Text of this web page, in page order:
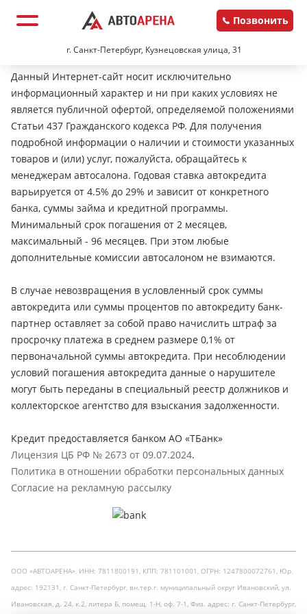
г. Санкт-Петербург, Кузнецовская улица, 31
Позвонить
Данный Интернет-сайт носит исключительно
информационный характер и ни при каких условиях не
является публичной офертой, определяемой положениями
Статьи 437 Гражданского кодекса РФ. Для получения
подробной информации о наличии и стоимости указанных
товаров и (или) услуг, пожалуйста, обращайтесь к
менеджерам автосалона. Годовая ставка автокредита
варьируется от 4.5% до 29% и зависит от конкретного
банка, суммы займа и кредитной программы.
Минимальный срок погашения от 2 месяцев,
максимальный - 96 месяцев. При этом любые
дополнительные комиссии автосалоном не взимаются.
В случае невозвращения в условленный срок суммы
автокредита или суммы процентов по автокредиту банк-
партнер оставляет за собой право начислить штраф за
просрочку платежа в среднем размере 0,1% от
первоначальной суммы автокредита. При несоблюдении
условий погашения автокредита данные о нарушителе
могут быть переданы в специальный реестр должников и
коллекторское агентство для взыскания задолженности.
Кредит предоставляется банком АО «ТБанк»
Лицензия ЦБ РФ № 2673 от 09.07.2024.
Политика в отношении обработки персональных данных
Согласие на рекламную рассылку
ООО «АВТОАРЕНА», ИНН: 7811800191, КПП: 781101001, ОГРН: 1247800072761, Юр.
адрес: 192131, г. Санкт-Петербург, вн.тер.г. муниципальный округ Ивановский, ул.
Ивановская, д. 24, к.2, литера Б, помещ. 1-Н, оф. 7-1, Физ. адрес: г. Санкт-Петербург,